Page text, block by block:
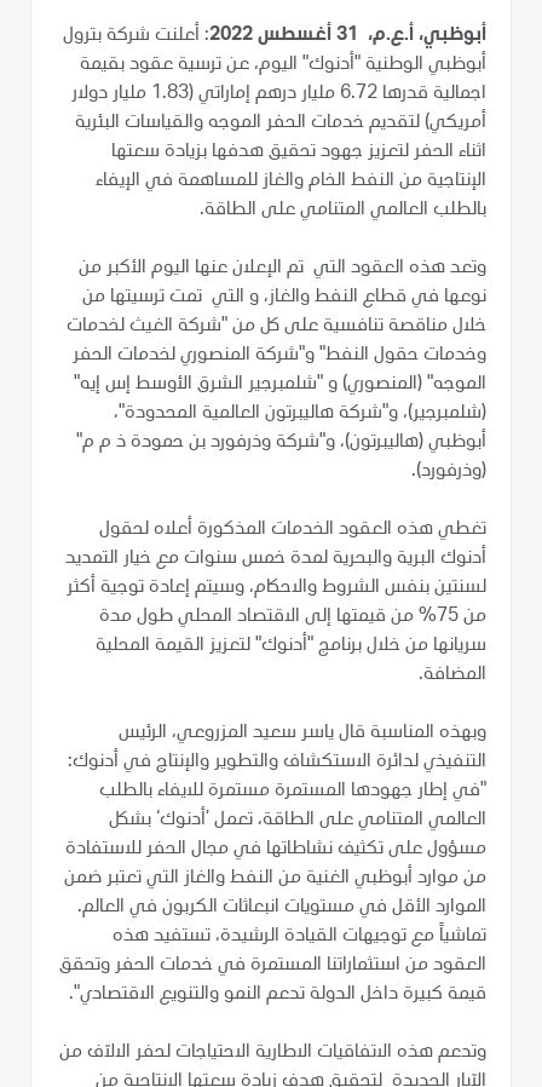
أبوظبي، أ.ع.م، 31 أغسطس 2022
: أعلنت شركة بترول
أبوظبي الوطنية "أدنوك" اليوم، عن ترسية عقود بقيمة
اجمالية قدرها 6.72 مليار درهم إماراتي (1.83 مليار دولار
أمريكي) لتقديم خدمات الحفر الموجه والقياسات البئرية
اثناء الحفر لتعزيز جهود تحقيق هدفها بزيادة سعتها
الإنتاجية من النفط الخام والغاز للمساهمة في الإيفاء
بالطلب العالمي المتنامي على الطاقة.
وتعد هذه العقود التي تم الإعلان عنها اليوم الأكبر من
نوعها في قطاع النفط والغاز، و التي تمت ترسيتها من
خلال مناقصة تنافسية على كل من "شركة الغيث لخدمات
وخدمات حقول النفط" و"شركة المنصوري لخدمات الحفر
الموجه" (المنصوري) و "شلمبرجير الشرق الأوسط إس إيه"
(شلمبرجير)، و"شركة هاليبرتون العالمية المحدودة"،
أبوظبي (هاليبرتون)، و"شركة وذرفورد بن حمودة ذ م م"
(وذرفورد).
تغطي هذه العقود الخدمات المذكورة أعلاه لحقول
أدنوك البرية والبحرية لمدة خمس سنوات مع خيار التمديد
لسنتين بنفس الشروط والاحكام، وسيتم إعادة توجية أكثر
من 75% من قيمتها إلى الاقتصاد المحلي طول مدة
سريانها من خلال برنامج "أدنوك" لتعزيز القيمة المحلية
المضافة.
وبهذه المناسبة قال ياسر سعيد المزروعي، الرئيس
التنفيذي لدائرة الاستكشاف والتطوير والإنتاج في أدنوك:
"في إطار جهودها المستمرة مستمرة للايفاء بالطلب
العالمي المتنامي على الطاقة، تعمل ’أدنوك‘ بشكل
مسؤول على تكثيف نشاطاتها في مجال الحفر للاستفادة
من موارد أبوظبي الغنية من النفط والغاز التي تعتبر ضمن
الموارد الأقل في مستويات انبعاثات الكربون في العالم.
تماشياً مع توجيهات القيادة الرشيدة، تستفيد هذه
العقود من استثماراتنا المستمرة في خدمات الحفر وتحقق
قيمة كبيرة داخل الدولة تدعم النمو والتنويع الاقتصادي".
وتدعم هذه الاتفاقيات الاطارية الاحتياجات لحفر الالآف من
الآبار الجديدة لتحقيق هدف زيادة سعتها الإنتاجية من